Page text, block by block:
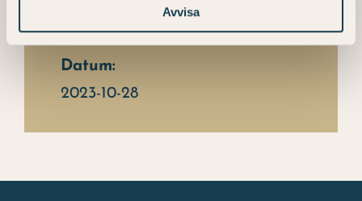
Avvisa
Datum:
2023-10-28